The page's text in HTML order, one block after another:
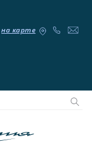
на карте